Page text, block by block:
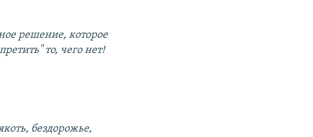
решение, которое
то, чего нет!
бездорожье,